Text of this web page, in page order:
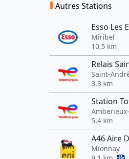
Autres Stations
Esso Les
Miribel
10,5 km
Relais
Saint-
3,3 km
Station
5,4 km
A46 Aire
Mionnay